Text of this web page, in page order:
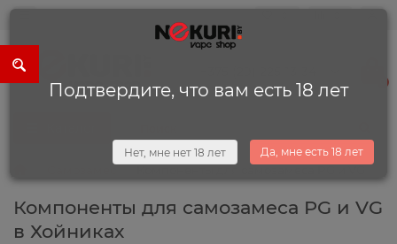
Компоненты для самозамеса PG и VG
в Хойниках
Подтвердите, что вам есть 18 лет
Нет, мне нет 18 лет Да, мне есть 18 лет